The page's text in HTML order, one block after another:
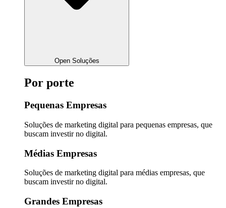
Open Soluções
Por porte
Pequenas Empresas
Soluções de marketing digital para pequenas empresas, que
buscam investir no digital.
Médias Empresas
Soluções de marketing digital para médias empresas, que
buscam investir no digital.
Grandes Empresas